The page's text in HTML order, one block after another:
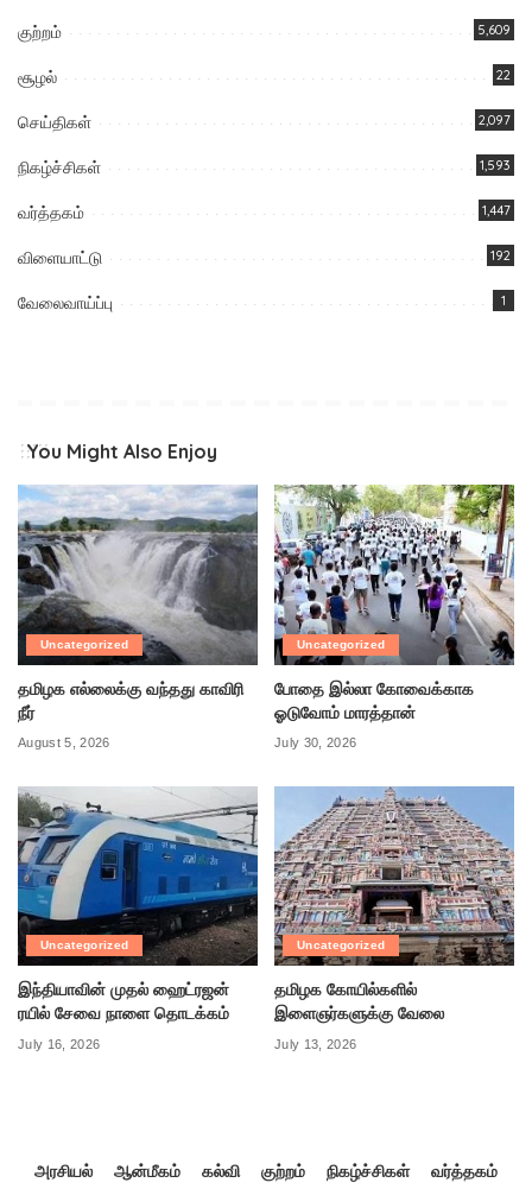
குற்றம் 5,609
சூழல் 22
செய்திகள் 2,097
நிகழ்ச்சிகள் 1,593
வர்த்தகம் 1,447
விளையாட்டு 192
வேலைவாய்ப்பு 1
You Might Also Enjoy
Uncategorized
தமிழக எல்லைக்கு வந்தது காவிரி
நீர்
August 5, 2026
Uncategorized
போதை இல்லா கோவைக்காக
ஓடுவோம் மாரத்தான்
July 30, 2026
Uncategorized
இந்தியாவின் முதல் ஹைட்ரஜன்
ரயில் சேவை நாளை தொடக்கம்
July 16, 2026
Uncategorized
தமிழக கோயில்களில்
இளைஞர்களுக்கு வேலை
July 13, 2026
அரசியல் ஆன்மீகம் கல்வி குற்றம் நிகழ்ச்சிகள் வர்த்தகம்